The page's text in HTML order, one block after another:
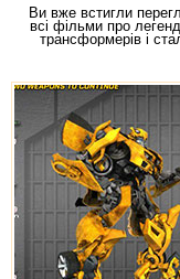
Ви вже встигли
всі фільми про
трансформерів і